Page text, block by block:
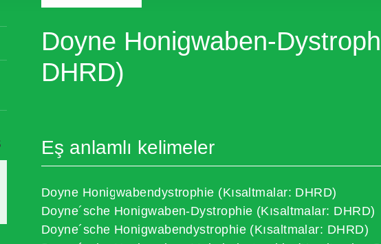
Doyne Honigwaben-
DHRD)
Eş anlamlı kelimeler
Doyne Honigwabendystrophie (Kısaltmalar: DHRD)
Doyne´sche Honigwaben-Dystrophie (Kısaltmalar: DHRD)
Doyne´sche Honigwabendystrophie (Kısaltmalar: DHRD)